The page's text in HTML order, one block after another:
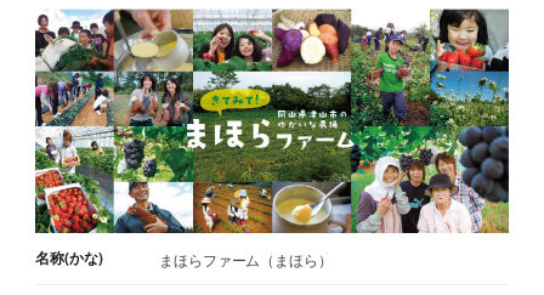
名称(かな) まほらファーム（まほら）